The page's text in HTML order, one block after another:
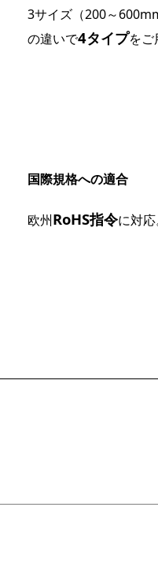
3サイズ（200～
の違いで4タイプをご
国際規格への適合
欧州RoHS指令に対応